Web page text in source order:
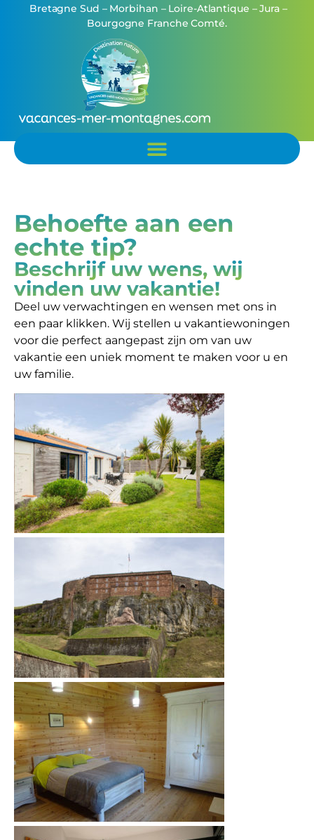
Bretagne Sud – Morbihan – Loire-Atlantique – Jura –
Bourgogne Franche Comté.
Behoefte aan een
echte tip?
Beschrijf uw wens, wij
vinden uw vakantie!
Deel uw verwachtingen en wensen met ons in
een paar klikken. Wij stellen u vakantiewoningen
voor die perfect aangepast zijn om van uw
vakantie een uniek moment te maken voor u en
uw familie.